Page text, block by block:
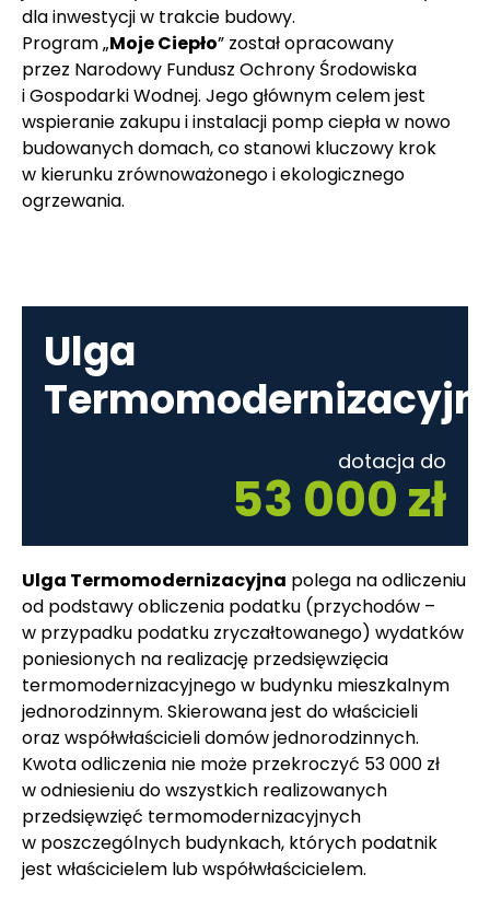
dla inwestycji w trakcie budowy.
Program „Moje Ciepło” został opracowany
przez Narodowy Fundusz Ochrony Środowiska
i Gospodarki Wodnej. Jego głównym celem jest
wspieranie zakupu i instalacji pomp ciepła w nowo
budowanych domach, co stanowi kluczowy krok
w kierunku zrównoważonego i ekologicznego
ogrzewania.
Ulga
dotacja do
53 000 zł
Ulga Termomodernizacyjna polega na odliczeniu
od podstawy obliczenia podatku (przychodów –
w przypadku podatku zryczałtowanego) wydatków
poniesionych na realizację przedsięwzięcia
termomodernizacyjnego w budynku mieszkalnym
jednorodzinnym. Skierowana jest do właścicieli
oraz współwłaścicieli domów jednorodzinnych.
Kwota odliczenia nie może przekroczyć 53 000 zł
w odniesieniu do wszystkich realizowanych
przedsięwzięć termomodernizacyjnych
w poszczególnych budynkach, których podatnik
jest właścicielem lub współwłaścicielem.